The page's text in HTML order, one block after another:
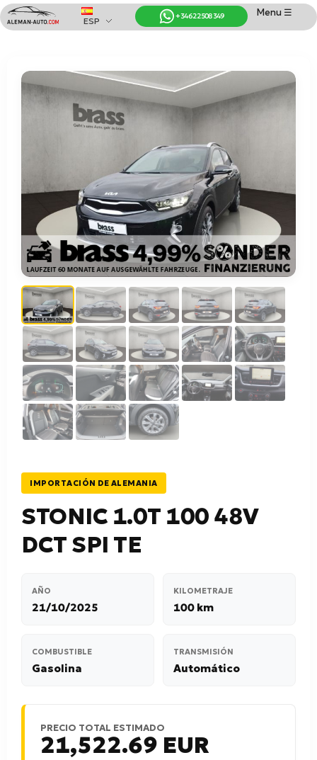
Coches de Alemania
Importación de Coches de Alemania
Menu ☰
+34 622 508 349
ESP
IMPORTACIÓN DE ALEMANIA
STONIC 1.0T 100 48V
DCT SPI TE
AÑO
21/10/2025
KILOMETRAJE
100 km
COMBUSTIBLE
Gasolina
TRANSMISIÓN
Automático
PRECIO TOTAL ESTIMADO
21,522.69 EUR